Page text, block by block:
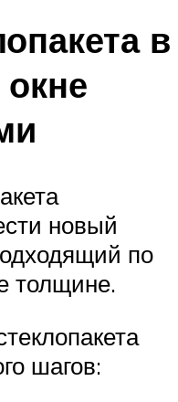
в
новый
по
толщине.
шагов: